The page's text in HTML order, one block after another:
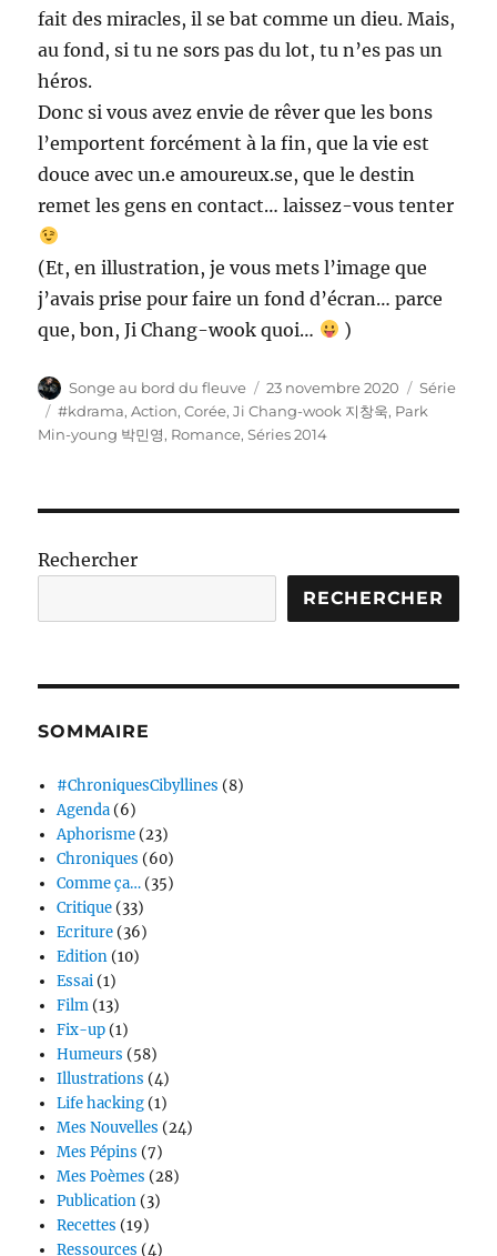
fait des miracles, il se bat comme un dieu. Mais,
au fond, si tu ne sors pas du lot, tu n’es pas un
héros.
Donc si vous avez envie de rêver que les bons
l’emportent forcément à la fin, que la vie est
douce avec un.e amoureux.se, que le destin
remet les gens en contact… laissez-vous tenter
(Et, en illustration, je vous mets l’image que
j’avais prise pour faire un fond d’écran… parce
que, bon, Ji Chang-wook quoi…
)
Auteur
Songe au bord du fleuve
Publié
le
23 novembre 2020 Catégories
Série
Étiquettes
#kdrama,Action,Corée,Ji Chang-wook 지창욱, Park
Min-young 박민영, Romance,Séries 2014
Rechercher
RECHERCHER
SOMMAIRE
#ChroniquesCibyllines (8)
Agenda(6)
Aphorisme(23)
Chroniques (60)
Comme ça…(35)
Critique(33)
Ecriture(36)
Edition(10)
Essai(1)
Film(13)
Fix-up(1)
Humeurs (58)
Illustrations (4)
Life hacking(1)
Mes Nouvelles (24)
Mes Pépins (7)
Mes Poèmes (28)
Publication(3)
Recettes (19)
Ressources (4)